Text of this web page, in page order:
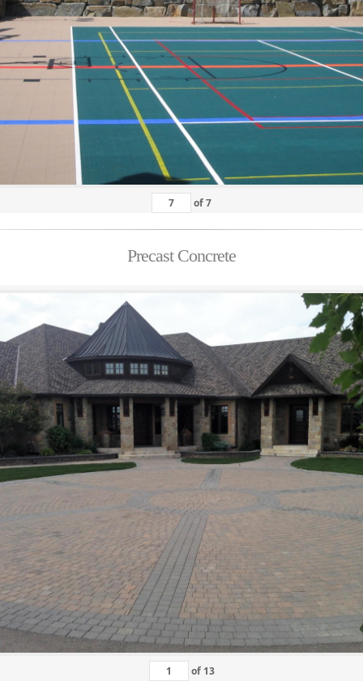
of7
Precast Concrete
of 13